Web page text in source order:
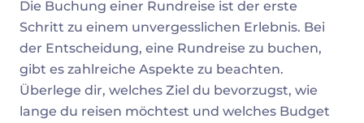
Die Buchung einer Rundreise ist der erste
Schritt zu einem unvergesslichen Erlebnis. Bei
der Entscheidung, eine Rundreise zu buchen,
gibt es zahlreiche Aspekte zu beachten.
Überlege dir, welches Ziel du bevorzugst, wie
lange du reisen möchtest und welches Budget